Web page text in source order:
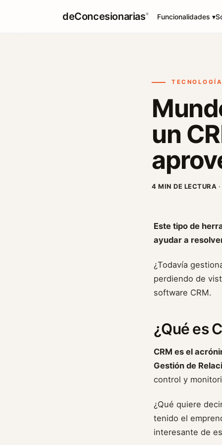
deConcesionarias® Funcionalidades ▾
un
4 MIN DE LECTURA
Este tipo de
ayudar a
¿Todavía
perdiendo de
software CRM.
¿Qué es
CRM es el
Gestión de
control y
¿Qué quiere
tenido el
interesante de